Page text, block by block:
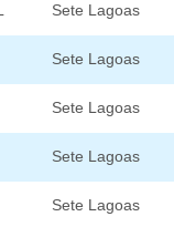
Sete Lagoas
Sete Lagoas
Sete Lagoas
Sete Lagoas
Sete Lagoas